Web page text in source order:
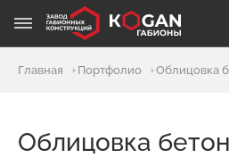
Главная Портфолио Облицовка
Облицовка